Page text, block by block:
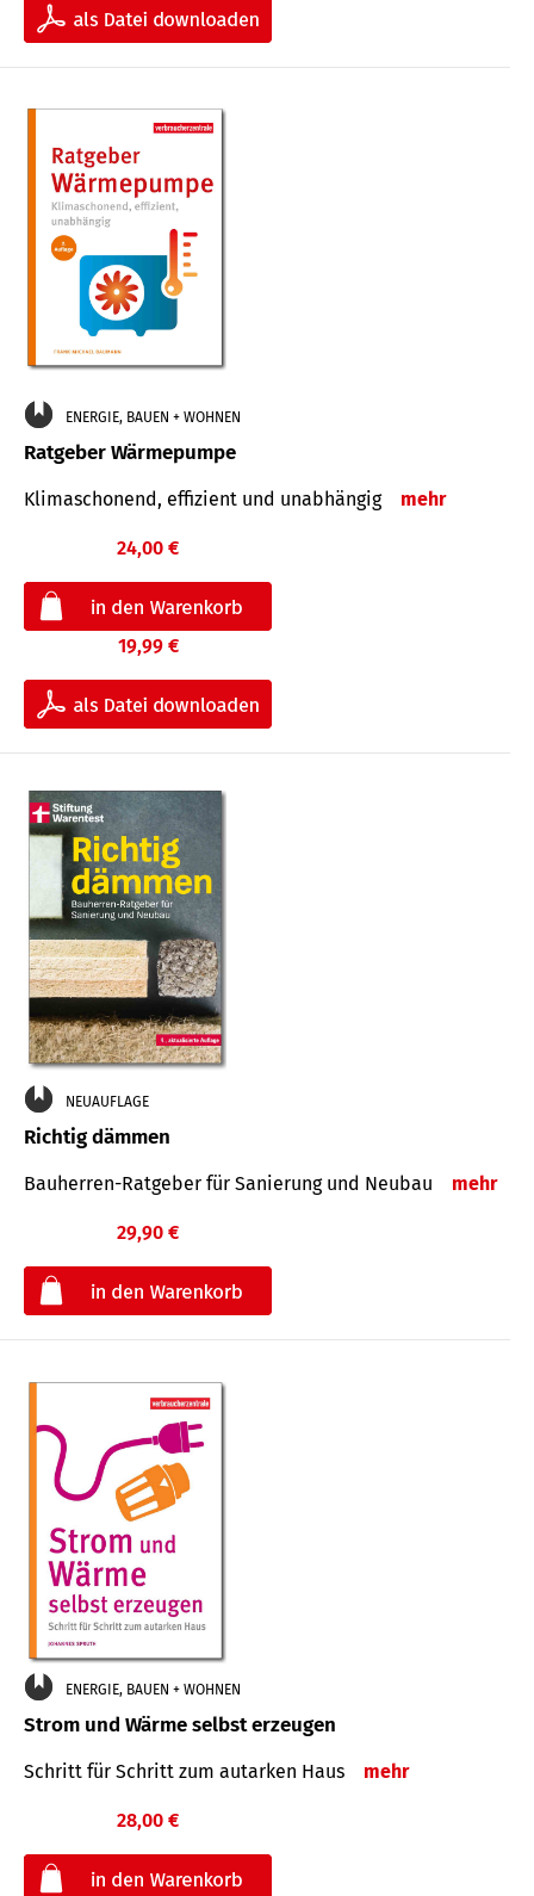
ENERGIE, BAUEN + WOHNEN
Ratgeber Wärmepumpe
Klimaschonend, effizient und unabhängig mehr
24,00 €
19,99 €
NEUAUFLAGE
Richtig dämmen
Bauherren-Ratgeber für Sanierung und Neubau mehr
29,90 €
ENERGIE, BAUEN + WOHNEN
Strom und Wärme selbst erzeugen
Schritt für Schritt zum autarken Haus mehr
28,00 €